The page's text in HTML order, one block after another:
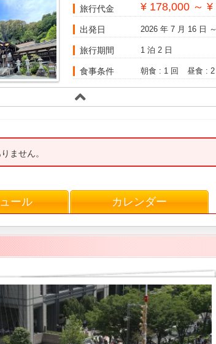
旅行代金 ¥ 178,000 ～ ¥
出発日 2026 年 7 月 16 日
旅行期間 1 泊 2 日
食事条件 朝食 : 1 回 昼食 :
ません。
ール カレンダー